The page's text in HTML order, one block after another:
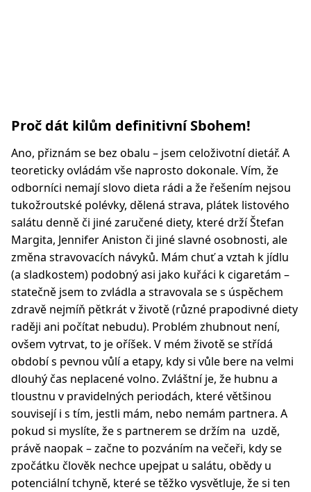
Proč dát kilům definitivní Sbohem!
Ano, přiznám se bez obalu – jsem celoživotní dietář. A
teoreticky ovládám vše naprosto dokonale. Vím, že
odborníci nemají slovo dieta rádi a že řešením nejsou
tukožroutské polévky, dělená strava, plátek listového
salátu denně či jiné zaručené diety, které drží Štefan
Margita, Jennifer Aniston či jiné slavné osobnosti, ale
změna stravovacích návyků. Mám chuť a vztah k jídlu
(a sladkostem) podobný asi jako kuřáci k cigaretám –
statečně jsem to zvládla a stravovala se s úspěchem
zdravě nejmíň pětkrát v životě (různé prapodivné diety
raději ani počítat nebudu). Problém zhubnout není,
ovšem vytrvat, to je oříšek. V mém životě se střídá
období s pevnou vůlí a etapy, kdy si vůle bere na velmi
dlouhý čas neplacené volno. Zvláštní je, že hubnu a
tloustnu v pravidelných periodách, které většinou
souvisejí i s tím, jestli mám, nebo nemám partnera. A
pokud si myslíte, že s partnerem se držím na uzdě,
právě naopak – začne to pozváním na večeři, kdy se
zpočátku člověk nechce upejpat u salátu, obědy u
potenciální tchyně, které se těžko vysvětluje, že si ten